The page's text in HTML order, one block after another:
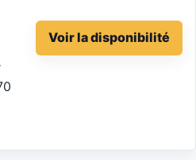
Voir la disponibilité